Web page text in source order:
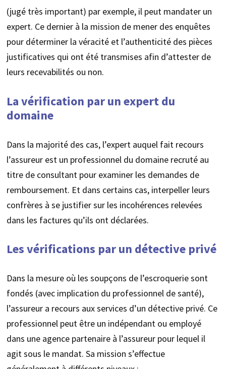
(jugé très important) par exemple, il peut mandater un
expert. Ce dernier à la mission de mener des enquêtes
pour déterminer la véracité et l’authenticité des pièces
justificatives qui ont été transmises afin d’attester de
leurs recevabilités ou non.
La vérification par un expert du
domaine
Dans la majorité des cas, l’expert auquel fait recours
l’assureur est un professionnel du domaine recruté au
titre de consultant pour examiner les demandes de
remboursement. Et dans certains cas, interpeller leurs
confrères à se justifier sur les incohérences relevées
dans les factures qu’ils ont déclarées.
Les vérifications par un détective privé
Dans la mesure où les soupçons de l’escroquerie sont
fondés (avec implication du professionnel de santé),
l’assureur a recours aux services d’un détective privé. Ce
professionnel peut être un indépendant ou employé
dans une agence partenaire à l’assureur pour lequel il
agit sous le mandat. Sa mission s’effectue